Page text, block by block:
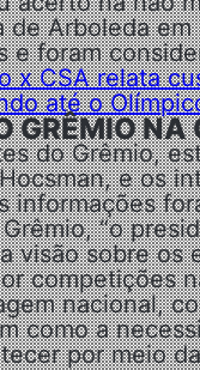
de Arboleda
e foram
x CSA relata
até o
GRÊMIO NA
do Grêmio,
e os
informações
“o
visão sobre
competições
nacional,
como a
por meio